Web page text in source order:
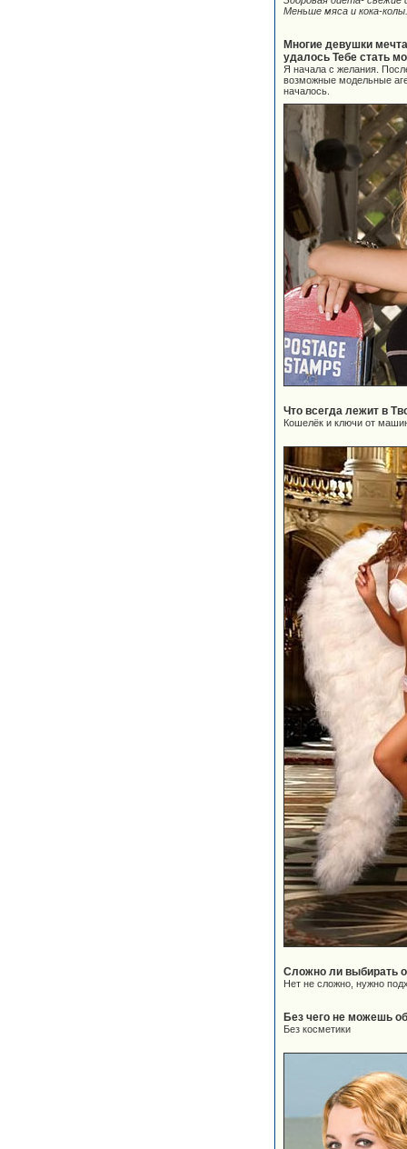
Меньше мяса и кока-
Многие девушки
удалось Тебе стать
Я начала с желания.
возможные модельные
началось.
Что всегда лежит в
Кошелёк и ключи от
Сложно ли выбирать
Нет не сложно, нужно
Без чего не можешь
Без косметики